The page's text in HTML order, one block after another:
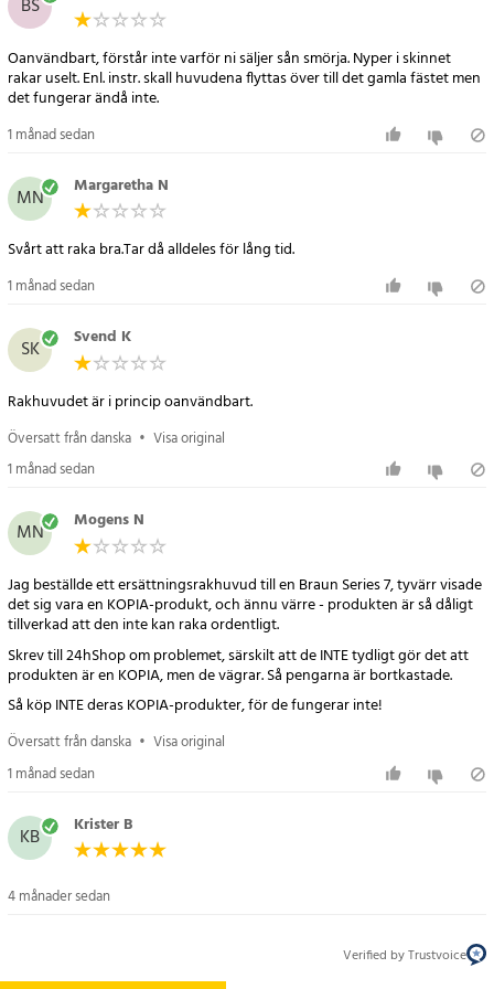
- Kompatibilitet: Braun Series 7
750CC, 760CC, 765CC, 7893S, 7840S, 7842S, 7850CC, 7855S, 7855CC,
7865CC, 7867CC, 7880CC, 7898CC, 7899CC, 790CC, 795CC, 799CC,
BS
Oanvändbart, förstår inte varför ni säljer sån smörja. Nyper i skinnet
rakar uselt. Enl. instr. skall huvudena flyttas över till det gamla fästet men
det fungerar ändå inte.
1 månad sedan
MN Margaretha N
Svårt att raka bra.Tar då alldeles för lång tid.
1 månad sedan
SK Svend K
Rakhuvudet är i princip oanvändbart.
Översatt från danska • Visa original
1 månad sedan
MN Mogens N
Jag beställde ett ersättningsrakhuvud till en Braun Series 7, tyvärr visade
det sig vara en KOPIA-produkt, och ännu värre - produkten är så dåligt
tillverkad att den inte kan raka ordentligt.
Skrev till 24hShop om problemet, särskilt att de INTE tydligt gör det att
produkten är en KOPIA, men de vägrar. Så pengarna är bortkastade.
Så köp INTE deras KOPIA-produkter, för de fungerar inte!
Översatt från danska • Visa original
1 månad sedan
KB Krister B
4 månader sedan
Verified by Trustvoice